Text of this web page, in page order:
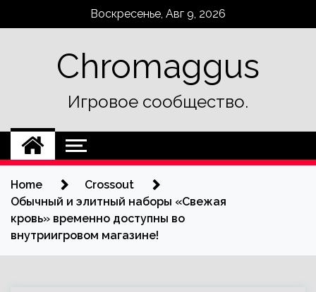
Воскресенье, Авг 9, 2026
Chromaggus
Игровое сообщество.
Home
Crossout
Обычный и элитный наборы «Свежая
кровь» временно доступны во
внутриигровом магазине!